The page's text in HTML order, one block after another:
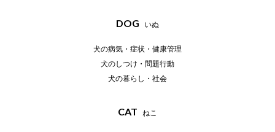
DOG いぬ
犬の病気・症状・健康管理
犬のしつけ・問題行動
犬の暮らし・社会
CAT ねこ